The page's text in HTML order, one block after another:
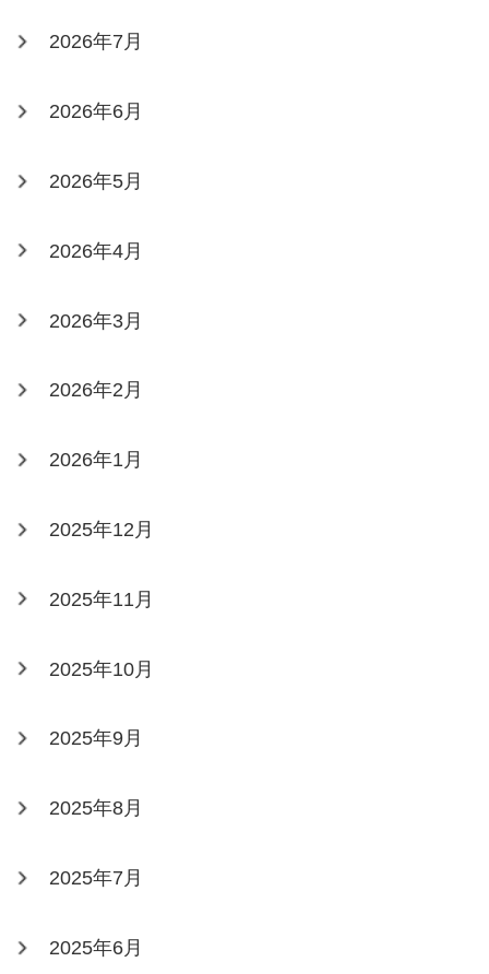
2026年7月
2026年6月
2026年5月
2026年4月
2026年3月
2026年2月
2026年1月
2025年12月
2025年11月
2025年10月
2025年9月
2025年8月
2025年7月
2025年6月